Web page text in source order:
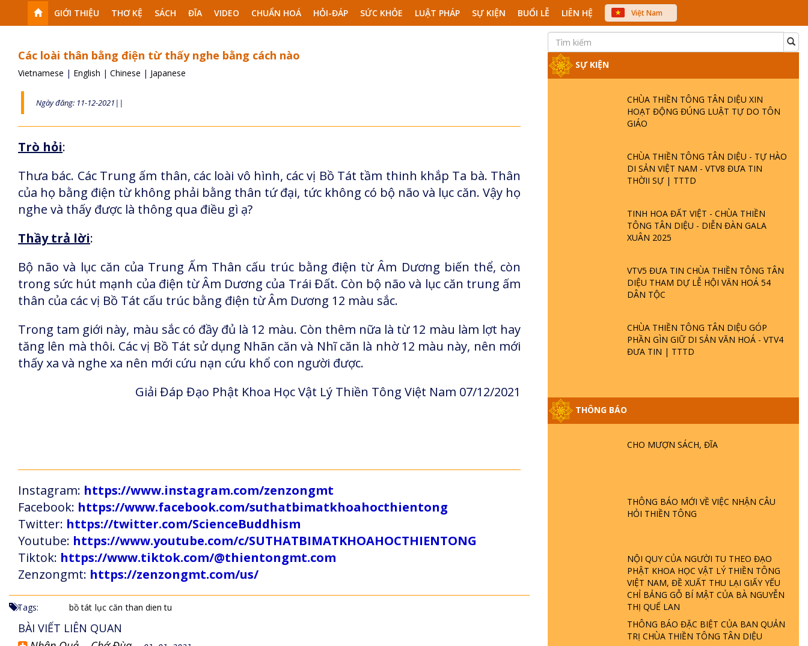
GIỚI THIỆU THƠ KỆ SÁCH ĐĨA VIDEO CHUẨN HOÁ HỎI-ĐÁP SỨC KHỎE LUẬT PHÁP SỰ KIỆN BUỔI LỄ LIÊN HỆ
Việt Nam
中文
Các loài thân bằng điện từ thấy nghe bằng cách nào
Vietnamese | English | Chinese | Japanese
Ngày đăng: 11-12-2021||
Trò hỏi:
Thưa bác. Các Trung ấm thân, các loài vô hình, các vị Bồ Tát tầm thinh khắp Ta bà. Thân
của họ bằng điện từ không phải bằng thân tứ đại, tức không có bộ não và lục căn. Vậy họ
nghe và thấy được là thông qua điều gì ạ?
Thầy trả lời:
Bộ não và lục căn của Trung Ấm Thân cấu trúc bằng điện từ Âm Dương biến thể, còn
trong sức hút mạnh của điện từ Âm Dương của Trái Đất. Còn bộ não và lục căn trung ấm
thân của các vị Bồ Tát cấu trúc bằng điện từ Âm Dương 12 màu sắc.
Trong tam giới này, màu sắc có đầy đủ là 12 màu. Còn thêm nữa là từ 12 màu làm lợt hay
tăng lên mà thôi. Các vị Bồ Tát sử dụng Nhãn căn và Nhĩ căn là nhờ 12 màu này, nên mới
thấy xa và nghe xa nên mới cứu nạn cứu khổ con người được.
Giải Đáp Đạo Phật Khoa Học Vật Lý Thiền Tông Việt Nam 07/12/2021
Instagram: https://www.instagram.com/zenzongmt
Facebook: https://www.facebook.com/suthatbimatkhoahocthientong
Twitter: https://twitter.com/ScienceBuddhism
Youtube: https://www.youtube.com/c/SUTHATBIMATKHOAHOCTHIENTONG
Tiktok: https://www.tiktok.com/@thientongmt.com
Zenzongmt: https://zenzongmt.com/us/
Tags: bồ tát lục căn than dien tu
BÀI VIẾT LIÊN QUAN
SỰ KIỆN
CHÙA THIỀN TÔNG TÂN DIỆU XIN
HOẠT ĐỘNG ĐÚNG LUẬT TỰ DO TÔN
GIÁO
CHÙA THIỀN TÔNG TÂN DIỆU - TỰ HÀO
DI SẢN VIỆT NAM - VTV8 ĐƯA TIN
THỜII SỰ | TTTD
TINH HOA ĐẤT VIỆT - CHÙA THIỀN
TÔNG TÂN DIỆU - DIỄN ĐÀN GALA
XUÂN 2025
VTV5 ĐƯA TIN CHÙA THIỀN TÔNG TÂN
DIỆU THAM DỰ LỄ HỘI VĂN HOÁ 54
DÂN TỘC
CHÙA THIỀN TÔNG TÂN DIỆU GÓP
PHẦN GÌN GIỮ DI SẢN VĂN HOÁ - VTV4
ĐƯA TIN | TTTD
THÔNG BÁO
CHO MƯỢN SÁCH, ĐĨA
THÔNG BÁO MỚI VỀ VIỆC NHẬN CÂU
HỎI THIỀN TÔNG
NỘI QUY CỦA NGƯỜI TU THEO ĐẠO
PHẬT KHOA HỌC VẬT LÝ THIỀN TÔNG
VIỆT NAM, ĐỀ XUẤT THU LẠI GIẤY YẾU
CHỈ BẢNG GỖ BÍ MẬT CỦA BÀ NGUYỄN
THỊ QUẾ LAN
THÔNG BÁO ĐẶC BIỆT CỦA BAN QUẢN
TRỊ CHÙA THIỀN TÔNG TÂN DIỆU
HỘI GÌ? TỬ VÌ ĐẠO
PHẬT GIỚI CÓ THỜI GIAN KHÔNG? |
TTTD
LÀ AI? QUỶ SA TĂNG? | TTTD
GIẢI ĐÁP THIỀN TÔNG ĐẶC BIỆT P22 - TẠI
SAO TRÁI ĐẤT NHIỀU THIÊN TAI - LŨ LỤT
- HỎA HOẠN | TTTD